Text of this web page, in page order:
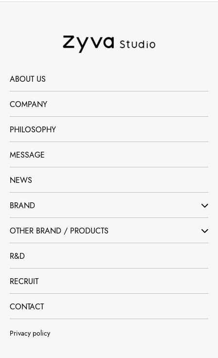
ABOUT US
COMPANY
PHILOSOPHY
MESSAGE
NEWS
BRAND
OTHER BRAND / PRODUCTS
R&D
RECRUIT
CONTACT
Privacy policy